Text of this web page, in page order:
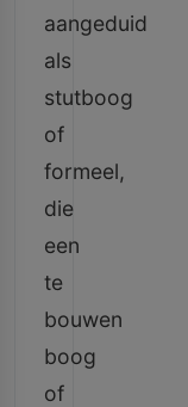
aangeduid
als
stutboog
of
formeel,
die
een
te
bouwen
boog
of